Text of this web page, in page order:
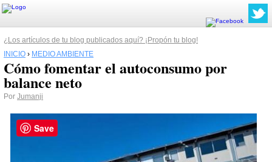
¿Los artículos de tu blog publicados aquí? ¡Propón tu blog!
INICIO › MEDIO AMBIENTE
Cómo fomentar el autoconsumo por
balance neto
Por Jumanji
Save